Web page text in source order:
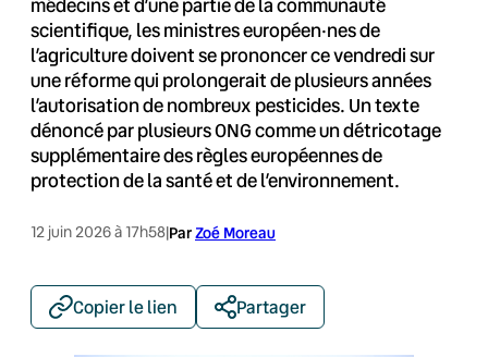
scientifique, les ministres européen·nes de
l’agriculture doivent se prononcer ce vendredi sur
une réforme qui prolongerait de plusieurs années
l’autorisation de nombreux pesticides. Un texte
dénoncé par plusieurs ONG comme un détricotage
supplémentaire des règles européennes de
protection de la santé et de l’environnement.
12 juin 2026 à 17h58|ParZoé Moreau
Copier le lien Partager